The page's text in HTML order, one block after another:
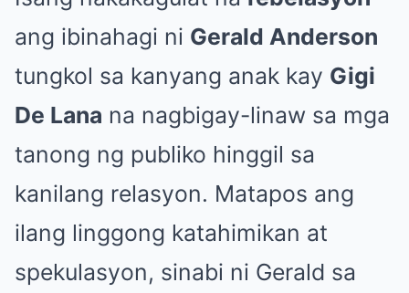
ang ibinahagi ni Gerald Anderson
tungkol sa kanyang anak kay Gigi
De Lana na nagbigay-linaw sa mga
tanong ng publiko hinggil sa
kanilang relasyon. Matapos ang
ilang linggong katahimikan at
spekulasyon, sinabi ni Gerald sa